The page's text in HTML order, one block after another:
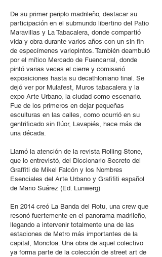
De su primer periplo madrileño, destacar su
participación en el submundo libertino del Patio
Maravillas y La Tabacalera, donde compartió
vida y obra durante varios años con un sin fin
de especímenes variopintos. También deambuló
por el mítico Mercado de Fuencarral, donde
pintó varias veces el cierre y comisarió
exposiciones hasta su decathloniano final. Se
dejó ver por Mulafest, Muros tabacalera y la
expo Arte Urbano, la ciudad como escenario.
Fue de los primeros en dejar pequeñas
esculturas en las calles, como ocurrió en su
gentrificado sin flúor, Lavapiés, hace más de
una década.
Llamó la atención de la revista Rolling Stone,
que lo entrevistó, del Diccionario Secreto del
Graffiti de Mikel Falcón y los Nombres
Esenciales del Arte Urbano y Grafifiti español
de Mario Suárez (Ed. Lunwerg)
En 2014 creó La Banda del Rotu, una crew que
resonó fuertemente en el panorama madrileño,
llegando a intervenir totalmente una de las
estaciones de Metro más importantes de la
capital, Moncloa. Una obra de aquel colectivo
ya forma parte de la colección de street art de